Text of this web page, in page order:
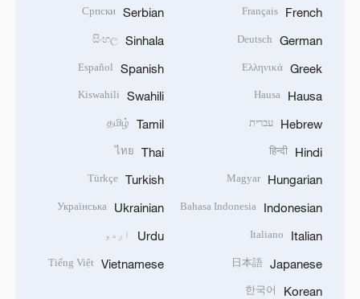
French
Français
German
Deutsch
Greek
Ελληνικά
Hausa
Hausa
Hebrew עברית
Hindi
हिन्दी
Hungarian
Magyar
Indonesian
Bahasa Indonesia
Italian
Italiano
Japanese
日本語
Korean
한국어
Serbian
Српски
Sinhala
සිංහල
Spanish
Español
Swahili
Kiswahili
Tamil
தமிழ்
Thai
ไทย
Turkish
Türkçe
Ukrainian
Українська
Urdu اردو
Vietnamese
Tiếng Việt